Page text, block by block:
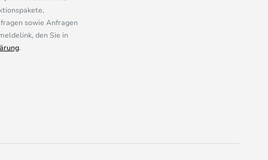
sowie Anfragen
den Sie in
.